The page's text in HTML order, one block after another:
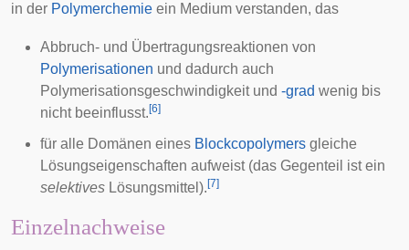
in der Polymerchemie ein Medium verstanden, das
Abbruch- und Übertragungsreaktionen von
Polymerisationen und dadurch auch
Polymerisationsgeschwindigkeitund -grad wenig bis
nicht beeinflusst. [6]
für alle Domänen eines Blockcopolymers gleiche
Lösungseigenschaften aufweist (das Gegenteil ist ein
selektives Lösungsmittel). [7]
Einzelnachweise